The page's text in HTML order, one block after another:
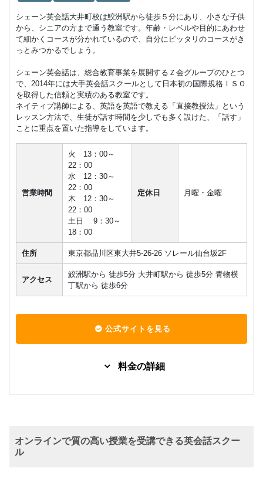
シェーン英会話大井町校は鮫洲駅から徒歩５分にあり、小さな子供
から、シニアの方まで通う教室です。年齢・レベルや目的にあわせ
て細かくコースが分かれているので、自分にピッタリのコースがき
っとみつかるでしょう。
シェーン英会話は、総合教育事業を展開するＺ会グループのひとつ
で、2014年には大手英会話スクールとして日本初の国際規格ＩＳＯ
を取得した信頼と実績のある教室です。
ネイティブ講師による、英語を英語で教える「直接教授法」という
レッスン方法で、生徒が話す時間を少しでも多く設けた、「話す」
ことに重点を置いた指導をしています。
営業時間
火 13：00～
22：00
水 12：30～
22：00
木 12：30～
22：00
土日 9：30～
18：00
定休日 月曜・金曜
住所 東京都品川区東大井5-26-26 ソレール仙台坂2F
アクセス
鮫洲駅から 徒歩5分 大井町駅から 徒歩5分 青物横
丁駅から 徒歩6分
公式サイトを見る
料金の詳細
（月謝
制）
回数：4 / 1セッション40分
オンラインで質の高い授業を受講できる英会話スクー
ル